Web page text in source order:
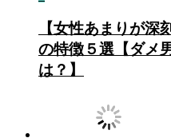
【女性あまりが深
の特徴５選【ダメ
は？】